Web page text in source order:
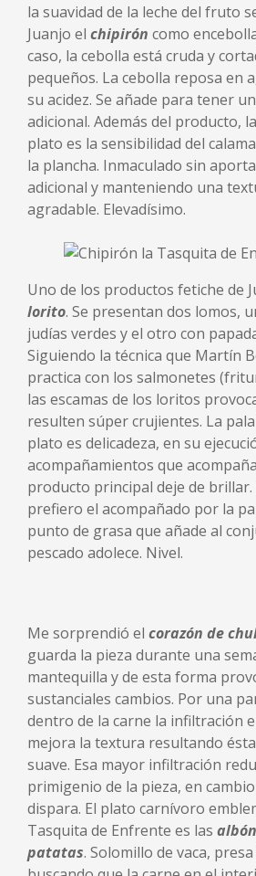
la suavidad de la leche del fruto
Juanjo el chipirón como
caso, la cebolla está cruda y
pequeños. La cebolla reposa en
su acidez. Se añade para tener
adicional. Además del producto,
plato es la sensibilidad del
la plancha. Inmaculado sin
adicional y manteniendo una
agradable. Elevadísimo.
Uno de los productos fetiche de
lorito. Se presentan dos lomos,
judías verdes y el otro con
Siguiendo la técnica que Martín
practica con los salmonetes
las escamas de los loritos
resulten súper crujientes. La
plato es delicadeza, en su
acompañamientos que
producto principal deje de brillar.
prefiero el acompañado por la
punto de grasa que añade al
pescado adolece. Nivel.
Me sorprendió el corazón de
guarda la pieza durante una
mantequilla y de esta forma
sustanciales cambios. Por una
dentro de la carne la infiltración
mejora la textura resultando
suave. Esa mayor infiltración
primigenio de la pieza, en
dispara. El plato carnívoro
Tasquita de Enfrente es las
patatas. Solomillo de vaca,